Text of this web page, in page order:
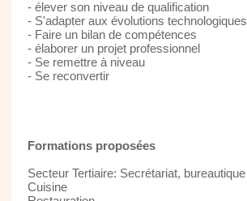
- élever son niveau de qualification
- S'adapter aux évolutions technologiques
- Faire un bilan de compétences
- élaborer un projet professionnel
- Se remettre à niveau
- Se reconvertir
Formations proposées
Secteur Tertiaire: Secrétariat, bureautique
Cuisine